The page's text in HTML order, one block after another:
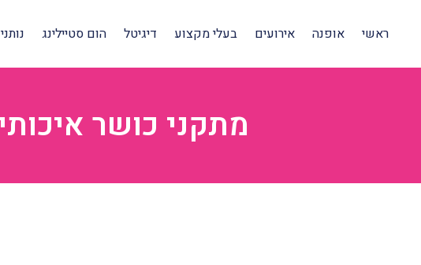
ראשי אופנה אירועים בעלי מקצוע דיגיטל הום סטיילינג
מתקני כושר